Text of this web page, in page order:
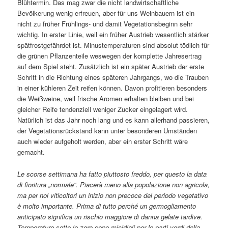
Blühtermin. Das mag zwar die nicht landwirtschaftliche
Bevölkerung wenig erfreuen, aber für uns Weinbauern ist ein
nicht zu früher Frühlings- und damit Vegetationsbeginn sehr
wichtig. In erster Linie, weil ein früher Austrieb wesentlich stärker
spätfrostgefährdet ist. Minustemperaturen sind absolut tödlich für
die grünen Pflanzenteile weswegen der komplette Jahresertrag
auf dem Spiel steht. Zusätzlich ist ein später Austrieb der erste
Schritt in die Richtung eines späteren Jahrgangs, wo die Trauben
in einer kühleren Zeit reifen können. Davon profitieren besonders
die Weißweine, weil frische Aromen erhalten bleiben und bei
gleicher Reife tendenziell weniger Zucker eingelagert wird.
Natürlich ist das Jahr noch lang und es kann allerhand passieren,
der Vegetationsrückstand kann unter besonderen Umständen
auch wieder aufgeholt werden, aber ein erster Schritt wäre
gemacht.
Le scorse settimana ha fatto piuttosto freddo, per questo la data
di fioritura „normale“. Piacerà meno alla popolazione non agricola,
ma per noi viticoltori un inizio non precoce del periodo vegetativo
è molto importante. Prima di tutto perché un germogliamento
anticipato significa un rischio maggiore di danna gelate tardive.